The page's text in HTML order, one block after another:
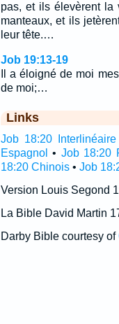
pas, et ils élevèrent la
manteaux, et ils
leur tête.…
Job 19:13-19
Il a éloigné de moi
de moi;…
Links
Job 18:20 Interlinéaire
Espagnol • Job 18:20
18:20 Chinois• Job
Version Louis Segond
La Bible David Martin
Darby Bible courtesy of